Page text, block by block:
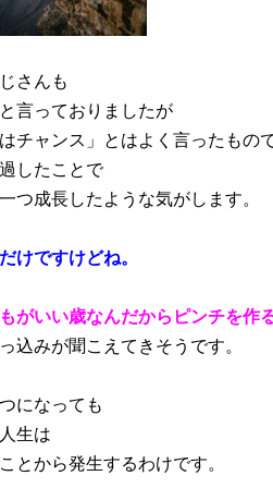
さんも
言っておりましたが
はチャンス」とはよく言ったもの
したことで
つ成長したような気がします。
けですけどね。
がいい歳なんだからピンチを作
込みが聞こえてきそうです。
になっても
生は
とから発生するわけです。